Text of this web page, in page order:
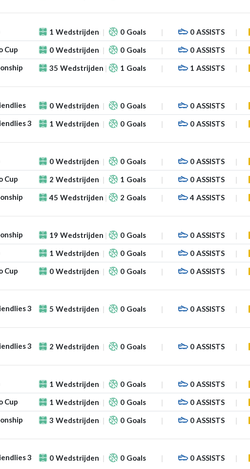
1 Wedstrijden 0 Goals 0 ASSISTS
Cup 0 Wedstrijden 0 Goals 0 ASSISTS
35 Wedstrijden 1 Goals 1 ASSISTS
0 Wedstrijden 0 Goals 0 ASSISTS
3 1 Wedstrijden 0 Goals 0 ASSISTS
0 Wedstrijden 0 Goals 0 ASSISTS
Cup 2 Wedstrijden 1 Goals 0 ASSISTS
45 Wedstrijden 2 Goals 4 ASSISTS
19 Wedstrijden 0 Goals 0 ASSISTS
1 Wedstrijden 0 Goals 0 ASSISTS
Cup 0 Wedstrijden 0 Goals 0 ASSISTS
3 5 Wedstrijden 0 Goals 0 ASSISTS
3 2 Wedstrijden 0 Goals 0 ASSISTS
1 Wedstrijden 0 Goals 0 ASSISTS
Cup 1 Wedstrijden 0 Goals 0 ASSISTS
3 Wedstrijden 0 Goals 0 ASSISTS
3 0 Wedstrijden 0 Goals 0 ASSISTS